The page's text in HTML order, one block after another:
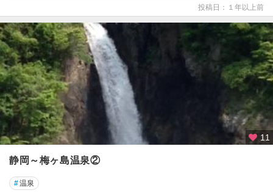
投稿日：１年以上前
11
静岡～梅ヶ島温泉②
#温泉